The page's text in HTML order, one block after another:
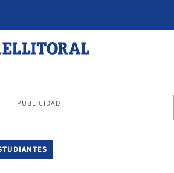
PUBLICIDAD